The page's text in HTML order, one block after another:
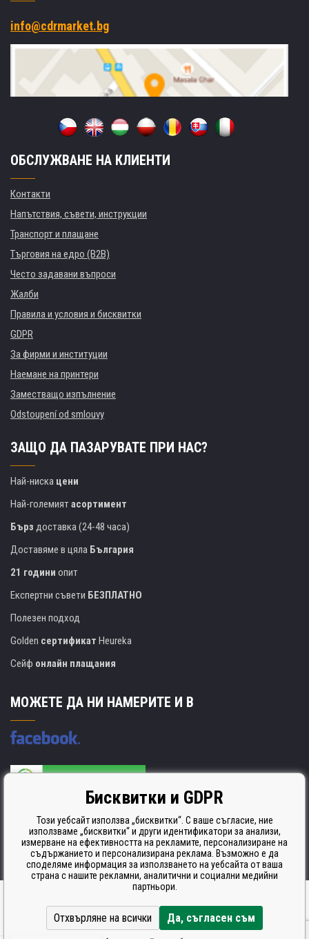
info@cdrmarket.bg
ОБСЛУЖВАНЕ НА КЛИЕНТИ
Контакти
Напътствия, съвети, инструкции
Транспорт и плащане
Търговия на едро (B2B)
Често задавани въпроси
Жалби
Правила и условия и бисквитки
GDPR
За фирми и институции
Наемане на принтери
Заместващо изпълнение
Odstoupení od smlouvy
ЗАЩО ДА ПАЗАРУВАТЕ ПРИ НАС?
Най-ниска цени
Най-големиятасортимент
Бърз доставка (24-48 часа)
Доставяме в цяла България
21 години опит
Експертни съвети БЕЗПЛАТНО
Полезен подход
Golden сертификат Heureka
Сейф онлайн плащания
МОЖЕТЕ ДА НИ НАМЕРИТЕ И В
Производителят на касети е сертифициран
ISO 9001. ISO 14001 и STMC.
Ecommerce solutionsBINARGON.cz
Бисквитки и GDPR
Този уебсайт използва „бисквитки“. С ваше съгласие, ние
използваме „бисквитки“ и други идентификатори за анализи,
измерване на ефективността на рекламите, персонализиране на
съдържанието и персонализирана реклама. Възможно е да
споделяме информация за използването на уебсайта от ваша
страна с нашите рекламни, аналитични и социални медийни
партньори.
Отхвърляне на всички Да, съгласен съм